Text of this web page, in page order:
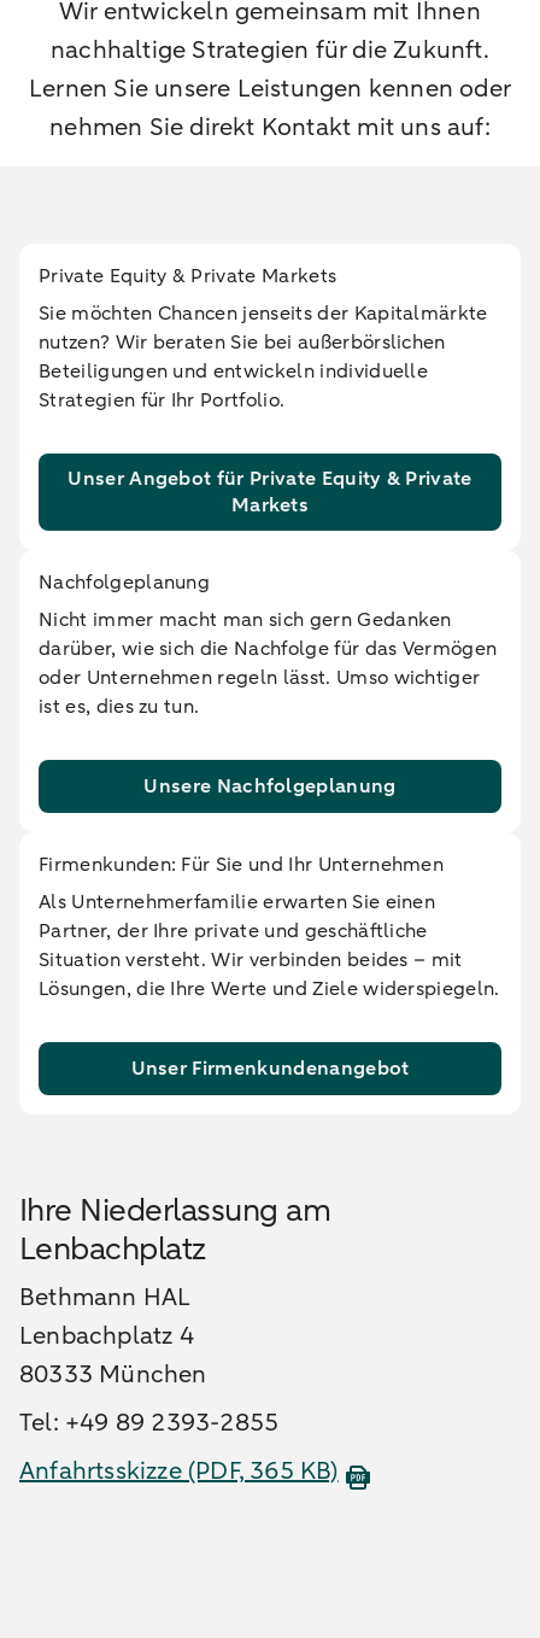
Wir entwickeln gemeinsam mit Ihnen
nachhaltige Strategien für die Zukunft.
Lernen Sie unsere Leistungen kennen oder
nehmen Sie direkt Kontakt mit uns auf:
Private Equity & Private Markets
Sie möchten Chancen jenseits der Kapitalmärkte
nutzen? Wir beraten Sie bei außerbörslichen
Beteiligungen und entwickeln individuelle
Strategien für Ihr Portfolio.
Unser Angebot für Private Equity & Private
Markets
Nachfolgeplanung
Nicht immer macht man sich gern Gedanken
darüber, wie sich die Nachfolge für das Vermögen
oder Unternehmen regeln lässt. Umso wichtiger
ist es, dies zu tun.
Unsere Nachfolgeplanung
Firmenkunden: Für Sie und Ihr Unternehmen
Als Unternehmerfamilie erwarten Sie einen
Partner, der Ihre private und geschäftliche
Situation versteht. Wir verbinden beides – mit
Lösungen, die Ihre Werte und Ziele widerspiegeln.
Unser Firmenkundenangebot
Ihre Niederlassung am
Lenbachplatz
Bethmann HAL
Lenbachplatz 4
80333 München
Tel: +49 89 2393-2855
Anfahrtsskizze (PDF, 365 KB)